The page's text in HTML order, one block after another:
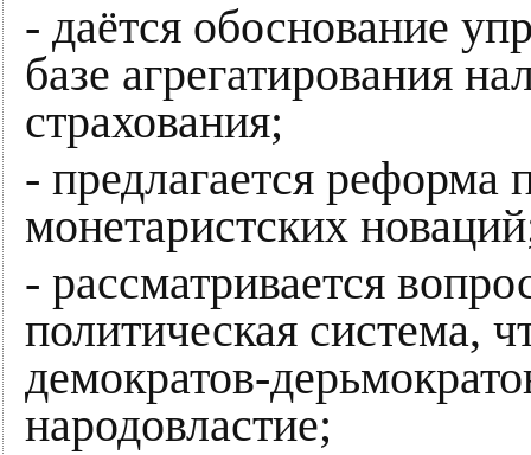
- даётся обоснование
базе агрегатирования
страхования;
- предлагается реформа
монетаристских
- рассматривается
политическая система,
демократов-
народовластие;